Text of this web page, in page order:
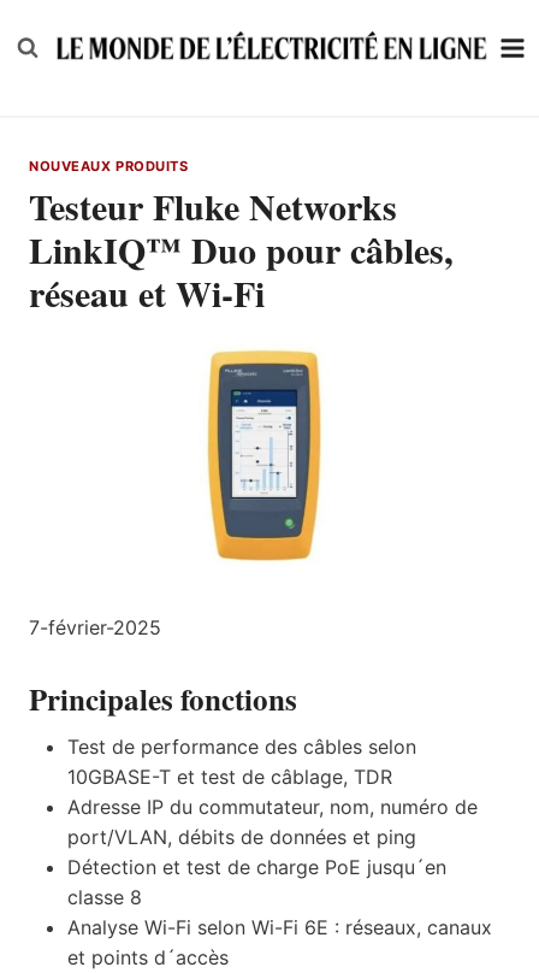
to
NOUVEAUX PRODUITS
Testeur Fluke Networks
LinkIQ™ Duo pour câbles,
réseau et Wi-Fi
7-février-2025
Principales fonctions
Test de performance des câbles selon
10GBASE-T et test de câblage, TDR
Adresse IP du commutateur, nom, numéro de
port/VLAN, débits de données et ping
Détection et test de charge PoE jusqu´en
classe 8
Analyse Wi-Fi selon Wi-Fi 6E : réseaux, canaux
et points d´accès